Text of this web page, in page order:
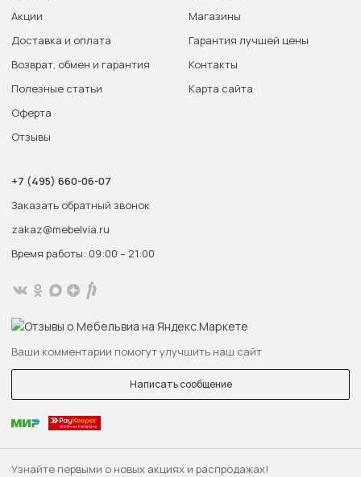
Узнайте первыми о новых акциях и распродажах!
Акции
Доставка и оплата
Возврат, обмен и гарантия
Полезные статьи
Оферта
Отзывы
Магазины
Гарантия лучшей цены
Контакты
Карта сайта
+7 (495) 660-06-07
Заказать обратный звонок
zakaz@mebelvia.ru
Время работы: 09:00 – 21:00
Ваши комментарии помогут улучшить наш сайт
Написать сообщение